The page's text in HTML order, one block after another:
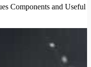
Components and Useful